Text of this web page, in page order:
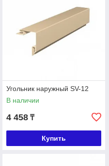
Угольник наружный SV-12
В наличии
4 458 ₸
Купить